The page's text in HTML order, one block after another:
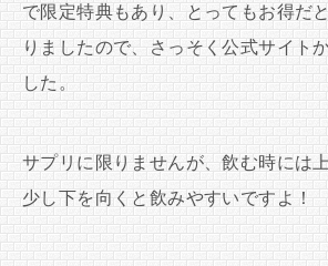
で限定特典もあり、とってもお得だ
りましたので、さっそく公式サイト
した。
サプリに限りませんが、飲む時には
少し下を向くと飲みやすいですよ！